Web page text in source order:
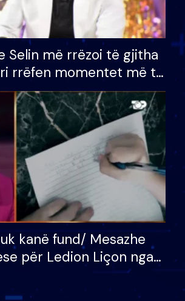
Selin më rrëzoi të gjitha
rrëfen momentet më të
e BB VIP: Do më
e mëngjesit kur…
kanë fund/ Mesazhe
për Ledion Liçon nga
e tij, moderatori
dot lotët: Nuk meritoj…